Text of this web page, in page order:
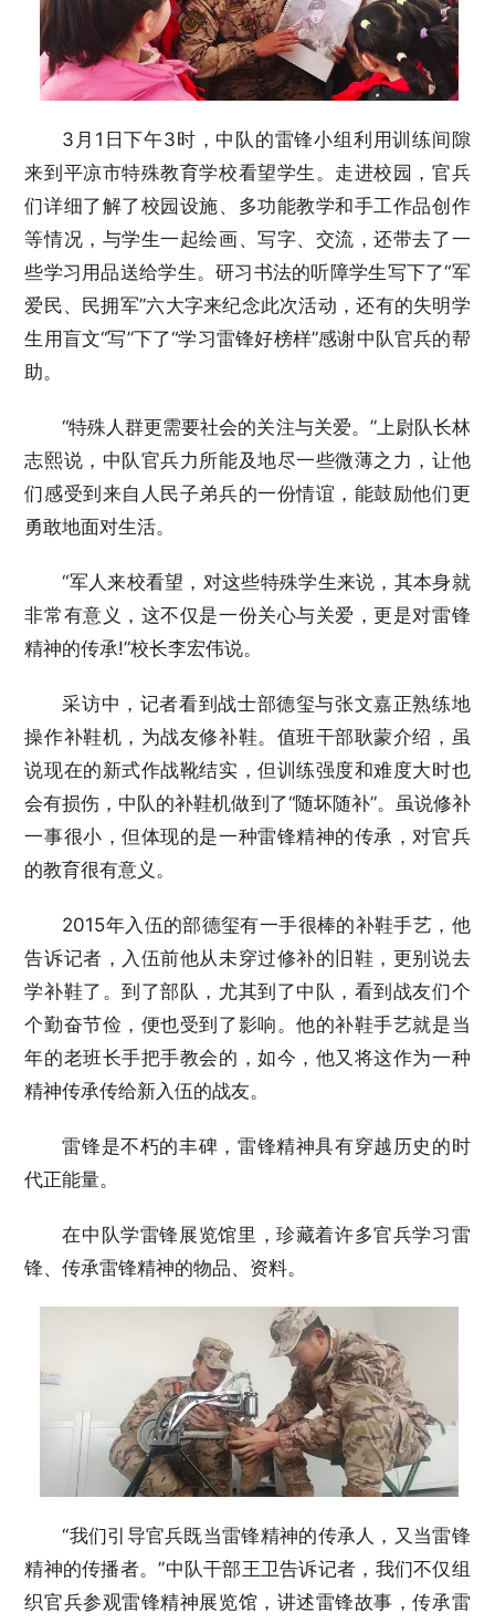
3月1日下午3时，中队的雷锋小组利用训练间隙
来到平凉市特殊教育学校看望学生。走进校园，官兵
们详细了解了校园设施、多功能教学和手工作品创作
等情况，与学生一起绘画、写字、交流，还带去了一
些学习用品送给学生。研习书法的听障学生写下了“军
爱民、民拥军”六大字来纪念此次活动，还有的失明学
生用盲文“写”下了“学习雷锋好榜样”感谢中队官兵的帮
助。
“特殊人群更需要社会的关注与关爱。”上尉队长林
志熙说，中队官兵力所能及地尽一些微薄之力，让他
们感受到来自人民子弟兵的一份情谊，能鼓励他们更
勇敢地面对生活。
“军人来校看望，对这些特殊学生来说，其本身就
非常有意义，这不仅是一份关心与关爱，更是对雷锋
精神的传承!”校长李宏伟说。
采访中，记者看到战士部德玺与张文嘉正熟练地
操作补鞋机，为战友修补鞋。值班干部耿蒙介绍，虽
说现在的新式作战靴结实，但训练强度和难度大时也
会有损伤，中队的补鞋机做到了“随坏随补”。虽说修补
一事很小，但体现的是一种雷锋精神的传承，对官兵
的教育很有意义。
2015年入伍的部德玺有一手很棒的补鞋手艺，他
告诉记者，入伍前他从未穿过修补的旧鞋，更别说去
学补鞋了。到了部队，尤其到了中队，看到战友们个
个勤奋节俭，便也受到了影响。他的补鞋手艺就是当
年的老班长手把手教会的，如今，他又将这作为一种
精神传承传给新入伍的战友。
雷锋是不朽的丰碑，雷锋精神具有穿越历史的时
代正能量。
在中队学雷锋展览馆里，珍藏着许多官兵学习雷
锋、传承雷锋精神的物品、资料。
“我们引导官兵既当雷锋精神的传承人，又当雷锋
精神的传播者。”中队干部王卫告诉记者，我们不仅组
织官兵参观雷锋精神展览馆，讲述雷锋故事，传承雷